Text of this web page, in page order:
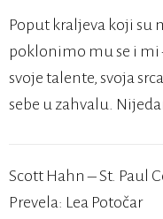
Poput kraljeva koji su
poklonimo mu se i mi
svoje talente, svoja
sebe u zahvalu.
Scott Hahn – St. Paul
Prevela: Lea Potočar